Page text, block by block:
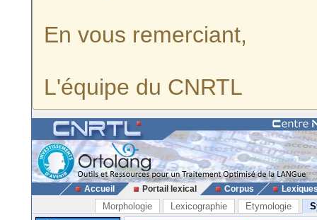
En vous remerciant,
L'équipe du CNRTL
Accueil Portail lexical Corpus
Morphologie Lexicographie Etymologie